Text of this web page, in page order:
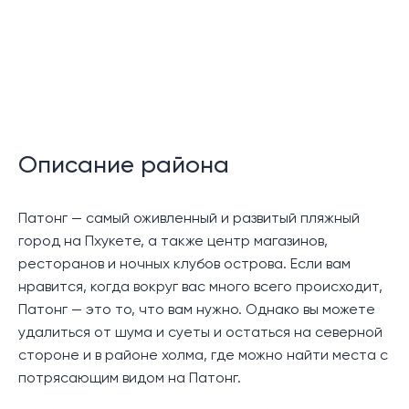
террасой на крыше, с которой открывается
Спустившись на первый нижний уровень, вы
попадаете в просторную гостиную и столовую
открытой планировки, оборудованную кухней в
европейском стиле. Эта зона переходит на
просторную террасу, идеально подходящую для
обедов на свежем воздухе, любуясь потрясающим
видом на залив Патонг.
Описание района
Патонг — самый оживленный и развитый пляжный
город на Пхукете, а также центр магазинов,
ресторанов и ночных клубов острова. Если вам
нравится, когда вокруг вас много всего происходит,
Патонг — это то, что вам нужно. Однако вы можете
удалиться от шума и суеты и остаться на северной
стороне и в районе холма, где можно найти места с
потрясающим видом на Патонг.